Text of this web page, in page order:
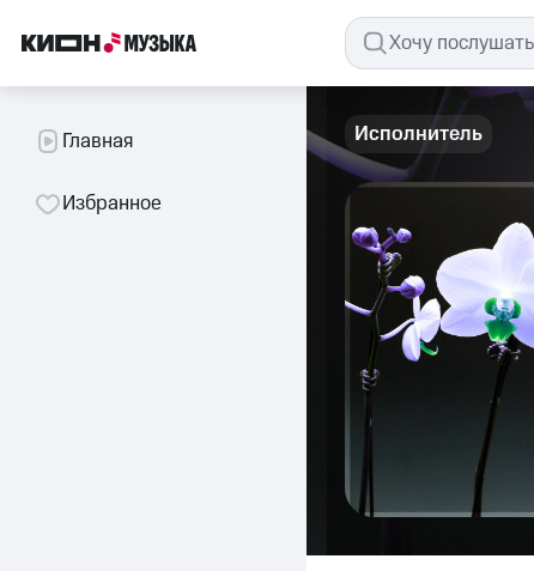
Главная
Избранное
Исполнитель